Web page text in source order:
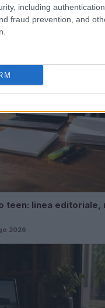
including authentication
fraud prevention, and
2026
teen: linea editoriale,
2026